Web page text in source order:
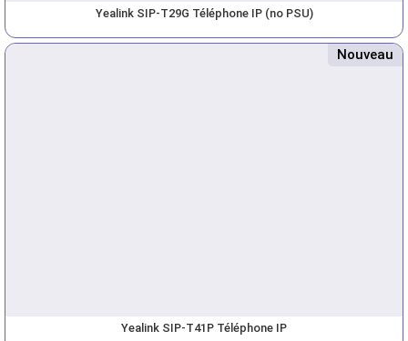
Yealink SIP-T29G Téléphone IP (no PSU)
Nouveau
Yealink SIP-T41P Téléphone IP